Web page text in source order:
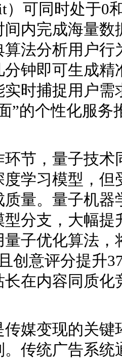
）可同时处于0
内完成海量
法分析用户
钟即可生成
时捕捉用户
”的个性化服务
，量子技术
学习模型，
量。量子机
型分支，大幅
子优化算法
创意评分提升
在内容同质化
变现的关键
传统广告系